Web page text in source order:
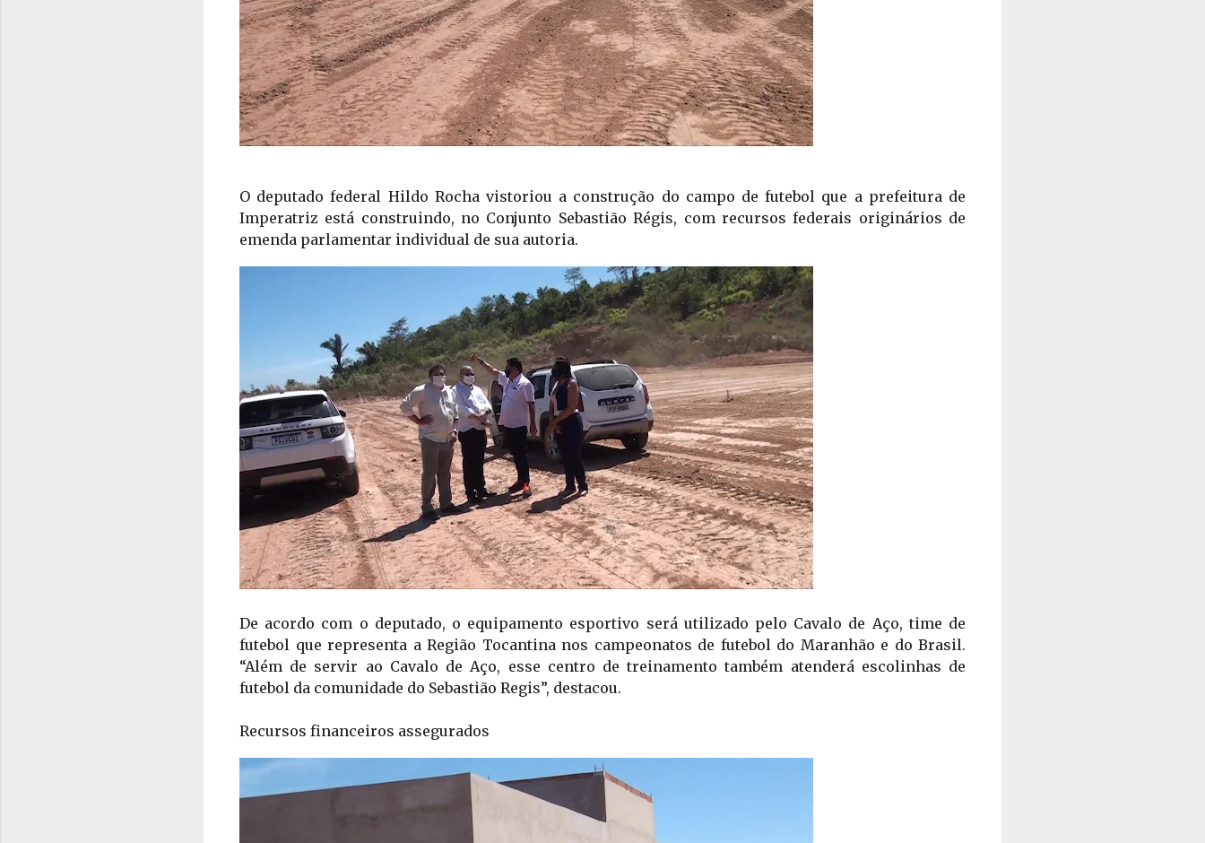
O deputado federal Hildo Rocha vistoriou a construção do campo de futebol que a prefeitura de
Imperatriz está construindo, no Conjunto Sebastião Régis, com recursos federais originários de
emenda parlamentar individual de sua autoria.
De acordo com o deputado, o equipamento esportivo será utilizado pelo Cavalo de Aço, time de
futebol que representa a Região Tocantina nos campeonatos de futebol do Maranhão e do Brasil.
“Além de servir ao Cavalo de Aço, esse centro de treinamento também atenderá escolinhas de
futebol da comunidade do Sebastião Regis”, destacou.
Recursos financeiros assegurados